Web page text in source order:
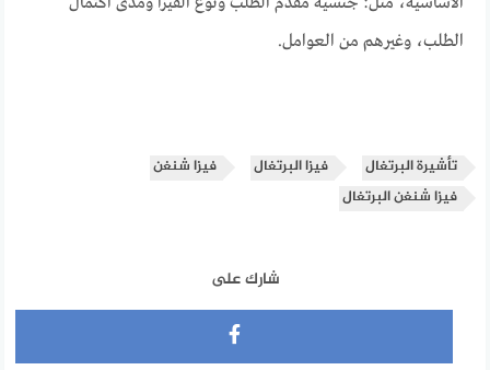
الطلب، وغيرهم من العوامل.
تأشيرة البرتغال فيزا البرتغال
فيزا شنغن
فيزا شنغن البرتغال
شارك على